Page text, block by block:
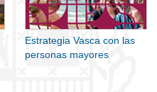
Estrategia Vasca con las
personas mayores